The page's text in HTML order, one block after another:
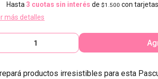
Hasta3 cuotas sin interés de$1.500 con
más detalles
productos irresistibles para esta